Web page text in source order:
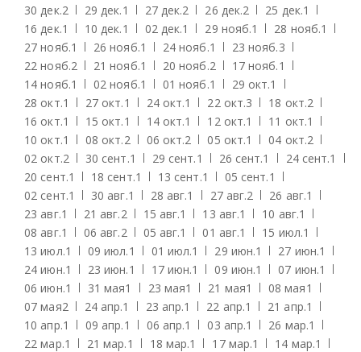
30 дек.2 29 дек.1 27 дек.2 26 дек.2 25 дек.1
16 дек.1 10 дек.1 02 дек.1 29 нояб.1 28 нояб.1
27 нояб.1 26 нояб.1 24 нояб.1 23 нояб.3
22 нояб.2 21 нояб.1 20 нояб.2 17 нояб.1
14 нояб.1 02 нояб.1 01 нояб.1 29 окт.1
28 окт.1 27 окт.1 24 окт.1 22 окт.3 18 окт.2
16 окт.1 15 окт.1 14 окт.1 12 окт.1 11 окт.1
10 окт.1 08 окт.2 06 окт.2 05 окт.1 04 окт.2
02 окт.2 30 сент.1 29 сент.1 26 сент.1 24 сент.1
20 сент.1 18 сент.1 13 сент.1 05 сент.1
02 сент.1 30 авг.1 28 авг.1 27 авг.2 26 авг.1
23 авг.1 21 авг.2 15 авг.1 13 авг.1 10 авг.1
08 авг.1 06 авг.2 05 авг.1 01 авг.1 15 июл.1
13 июл.1 09 июл.1 01 июл.1 29 июн.1 27 июн.1
24 июн.1 23 июн.1 17 июн.1 09 июн.1 07 июн.1
06 июн.1 31 мая1 23 мая1 21 мая1 08 мая1
07 мая2 24 апр.1 23 апр.1 22 апр.1 21 апр.1
10 апр.1 09 апр.1 06 апр.1 03 апр.1 26 мар.1
22 мар.1 21 мар.1 18 мар.1 17 мар.1 14 мар.1